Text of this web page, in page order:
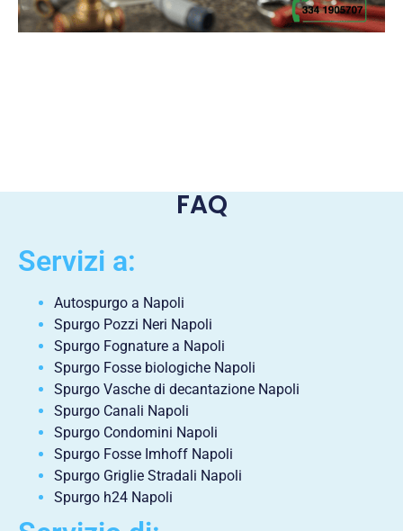
FAQ
Servizi a:
Autospurgo a Napoli
Spurgo Pozzi Neri Napoli
Spurgo Fognature a Napoli
Spurgo Fosse biologiche Napoli
Spurgo Vasche di decantazione Napoli
Spurgo Canali Napoli
Spurgo Condomini Napoli
Spurgo Fosse Imhoff Napoli
Spurgo Griglie Stradali Napoli
Spurgo h24 Napoli